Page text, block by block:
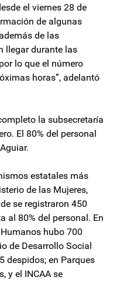
el viernes 28 de
de algunas
de las
llegar durante las
lo que el número
horas”, adelantó
la subsecretaría
El 80% del personal
estatales más
de las Mujeres,
se registraron 450
al 80% del personal. En
hubo 700
de Desarrollo Social
despidos; en Parques
y el INCAA se